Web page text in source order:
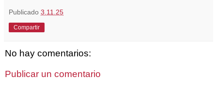
Publicado 3.11.25
Compartir
No hay comentarios:
Publicar un comentario